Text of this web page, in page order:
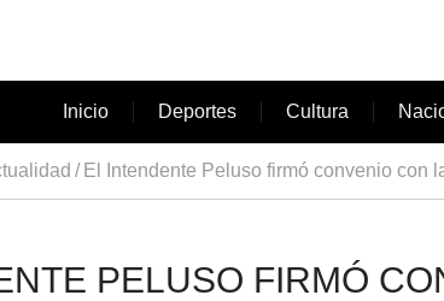
Inicio Deportes Cultura
El Intendente Peluso firmó convenio con
PELUSO FIRMÓ